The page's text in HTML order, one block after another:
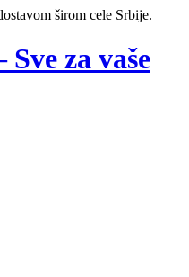
širom cele Srbije.